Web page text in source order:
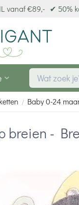
vanaf €89,- ✔ 50%
/ Baby 0-24
breien -